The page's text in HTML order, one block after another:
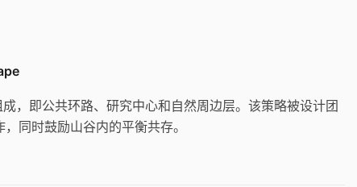
，即公共环路、研究中心和自然周边层。该策略被设计团
同时鼓励山谷内的平衡共存。